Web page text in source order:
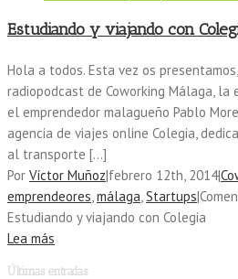
Estudiando y viajando con
Hola a todos. Esta vez os
radiopodcast de Coworking Málaga, la
el emprendedor malagueño Pablo
agencia de viajes online Colegia,
al transporte […]
Por Víctor Muñoz|febrero 12th, 2014|
emprendeores,málaga,Startups|
Estudiando y viajando con Colegia
Lea más
Últimas entradas